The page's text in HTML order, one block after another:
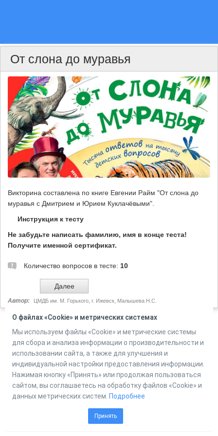
От слона до муравья
Викторина составлена по книге Евгении Райм "От слона до
муравья с Дмитрием и Юрием Куклачёвыми".
Инструкция к тесту
Не забудьте написать фамилию, имя в конце теста!
Получите именной сертификат.
Количество вопросов в тесте: 10
Автор: ЦМДБ им. М. Горького, г. Ижевск, Малышева Н.С.
Powered by
Online Test Pad
О файлах «Cookie» и метрических системах
Мы используем файлы «Cookie» и метрические системы
для сбора и анализа информации о производительности и
использовании сайта, а также для улучшения и
индивидуальной настройки предоставления информации.
Нажимая кнопку «Принять» или продолжая пользоваться
сайтом, вы соглашаетесь на обработку файлов «Cookie» и
данных метрических систем. Подробнее
Принять